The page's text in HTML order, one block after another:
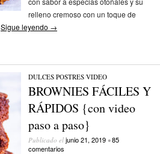
relleno cremoso con un toque de
Sigue leyendo →
DULCES/POSTRES/VIDEO
BROWNIES FÁCILES Y
RÁPIDOS {con video
paso a paso}
Publicado el junio 21, 2019 •85
comentarios